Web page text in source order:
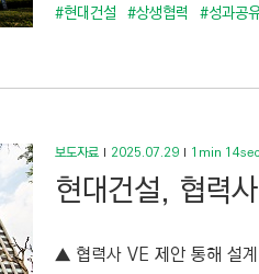
#현대건설 #상생협력 #성과공
보도자료 2025.07.29 1min 14sec
현대건설, 협력
▲ 협력사 VE 제안 통해 설